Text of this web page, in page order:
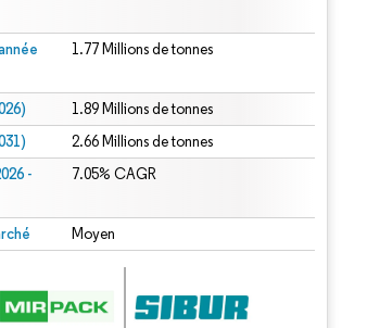
1.77 Millions de tonnes
1.89 Millions de tonnes
2.66 Millions de tonnes
-
7.05% CAGR
Moyen
La réutilisation nécessite une attribution sous CC BY 4.0.
4.0.